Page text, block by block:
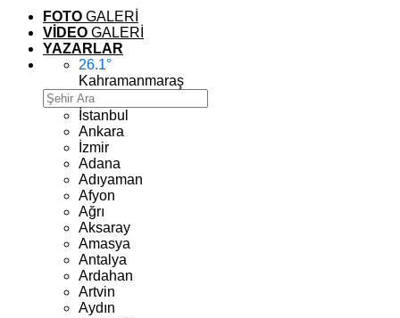
FOTO GALERİ
VİDEO GALERİ
YAZARLAR
26.1°
Kahramanmaraş
İstanbul
Ankara
İzmir
Adana
Adıyaman
Afyon
Ağrı
Aksaray
Amasya
Antalya
Ardahan
Artvin
Aydın